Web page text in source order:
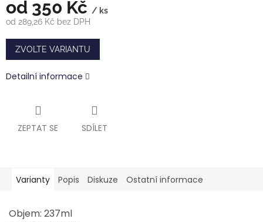
od 350 Kč / ks
od 289,26 Kč bez DPH
Měrná
cena:
ZVOLTE VARIANTU
Detailní informace
ZEPTAT SE SDÍLET
Varianty Popis Diskuze Ostatní informace
Objem: 237ml